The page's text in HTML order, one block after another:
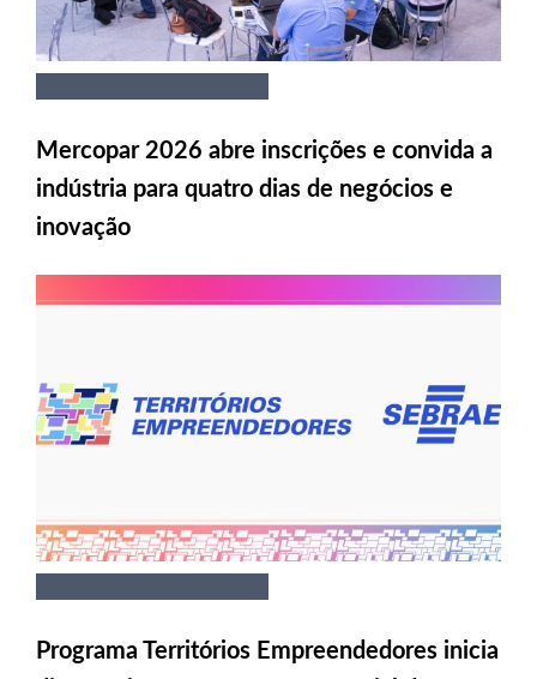
Mercopar 2026 abre inscrições e convida a
indústria para quatro dias de negócios e
inovação
Programa Territórios Empreendedores inicia